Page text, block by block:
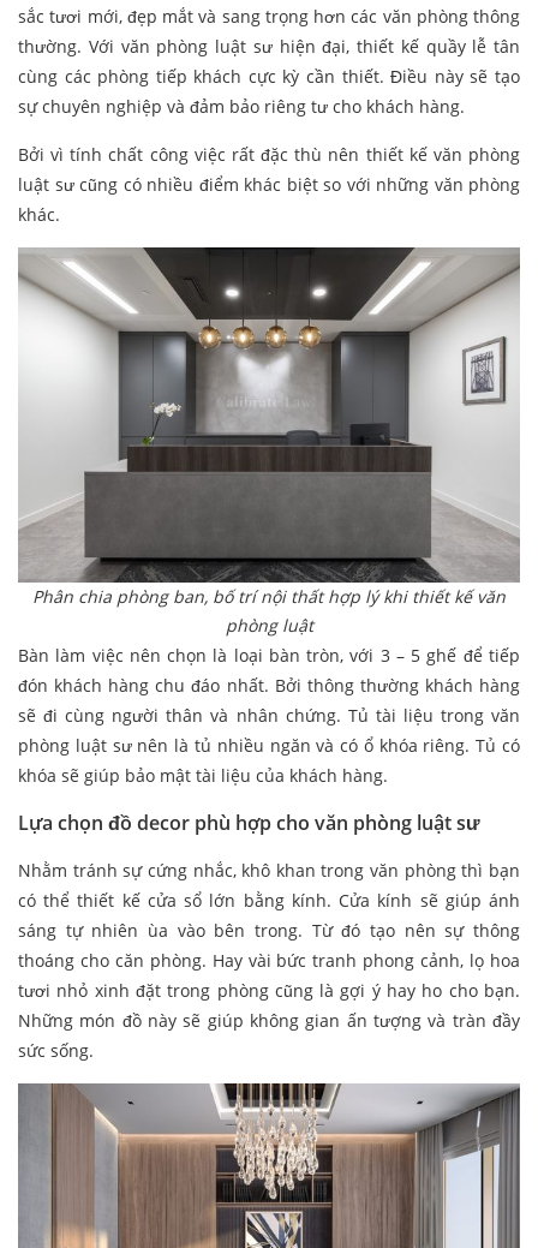
sắc tươi mới, đẹp mắt và sang trọng hơn các văn phòng thông
thường. Với văn phòng luật sư hiện đại, thiết kế quầy lễ tân
cùng các phòng tiếp khách cực kỳ cần thiết. Điều này sẽ tạo
sự chuyên nghiệp và đảm bảo riêng tư cho khách hàng.
Bởi vì tính chất công việc rất đặc thù nên thiết kế văn phòng
luật sư cũng có nhiều điểm khác biệt so với những văn phòng
khác.
Phân chia phòng ban, bố trí nội thất hợp lý khi thiết kế văn
phòng luật
Bàn làm việc nên chọn là loại bàn tròn, với 3 – 5 ghế để tiếp
đón khách hàng chu đáo nhất. Bởi thông thường khách hàng
sẽ đi cùng người thân và nhân chứng. Tủ tài liệu trong văn
phòng luật sư nên là tủ nhiều ngăn và có ổ khóa riêng. Tủ có
khóa sẽ giúp bảo mật tài liệu của khách hàng.
Lựa chọn đồ decor phù hợp cho văn phòng luật sư
Nhằm tránh sự cứng nhắc, khô khan trong văn phòng thì bạn
có thể thiết kế cửa sổ lớn bằng kính. Cửa kính sẽ giúp ánh
sáng tự nhiên ùa vào bên trong. Từ đó tạo nên sự thông
thoáng cho căn phòng. Hay vài bức tranh phong cảnh, lọ hoa
tươi nhỏ xinh đặt trong phòng cũng là gợi ý hay ho cho bạn.
Những món đồ này sẽ giúp không gian ấn tượng và tràn đầy
sức sống.